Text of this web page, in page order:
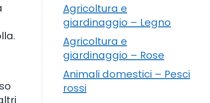
Agricoltura e
giardinaggio – Legno
Agricoltura e
giardinaggio – Rose
Animali domestici – Pesci
rossi